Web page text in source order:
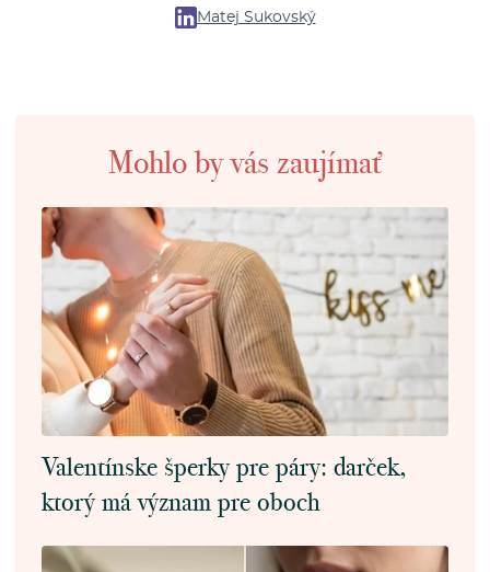
Matej Sukovský
Mohlo by vás zaujímať
Valentínske šperky pre páry: darček,
ktorý má význam pre oboch